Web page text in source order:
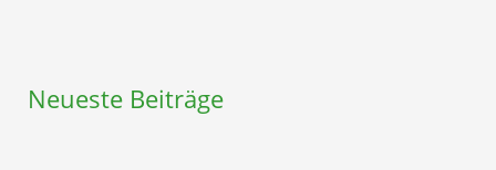
Neueste Beiträge